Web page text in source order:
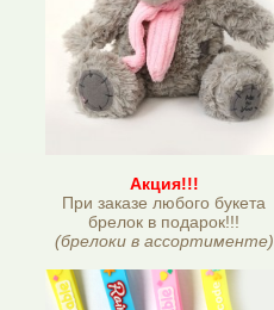
Акция!!!
При заказе любого букета
брелок в подарок!!!
(брелоки в ассортименте)